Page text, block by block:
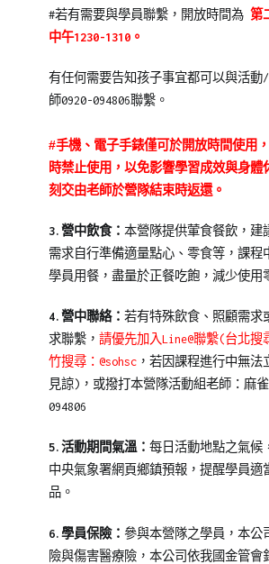
#若有需要與學員聯繫，開放時間為 第
中午1230-1310。
有任何需要告知孩子事宜都可以與活動
師0920-094806聯繫。
#手機、電子手錶僅可於開放時間使用
時禁止使用， 以免影響學習成效與身體
刻交由老師於營隊結束時返還。
3.營中飲食： 本營隊提供葷食餐飲，建
需求自行準備適量點心、零食等，課程
學員用餐，盡量於正餐吃飽，減少使用
4.營中聯絡： 若有特殊飲食、照顧需求
求聯繫， 請優先加入Line@聯繫(台北搜
竹搜尋：@sohsc，若因課程進行中無法
見諒)，或撥打本營隊活動組老師：麻雀
094806
5.活動期間氣溫： 每日活動地點之氣候
中央氣象署網頁鄉鎮預報，提醒學員適
品。
6.學員保險： 參與本營隊之學員，本公
險與傷害醫療險，本公司依我國金管會